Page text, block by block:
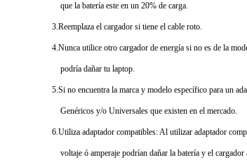
que la batería este en un 20% de carga.
3.Reemplaza el cargador si tiene el cable roto.
4.Nunca utilice otro cargador de energía si no es de la
podría dañar tu laptop.
5.Si no encuentra la marca y modelo específico para un
Genéricos y/o Universales que existen en el mercado.
6.Utiliza adaptador compatibles: Al utilizar adaptador
voltaje ó amperaje podrían dañar la batería y el